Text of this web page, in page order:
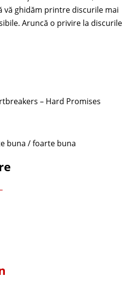
‎– Hard Promises
buna / foarte buna